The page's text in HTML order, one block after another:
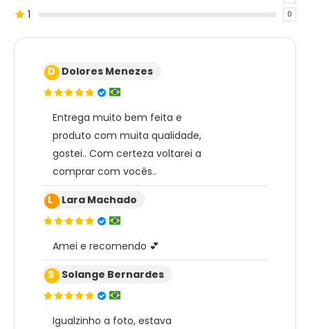
1 0
D Dolores Menezes
Entrega muito bem feita e
produto com muita qualidade,
gostei.. Com certeza voltarei a
comprar com vocês..
L Lara Machado
Amei e recomendo 💕
S Solange Bernardes
Igualzinho a foto, estava